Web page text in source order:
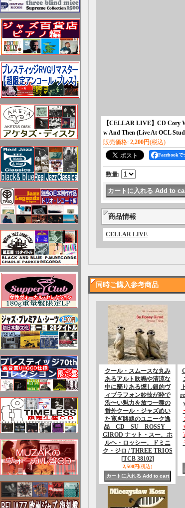
【CELLAR LIVE】CD Cory
w And Then (Live At OCL
販売価格: 2,200円(税込)
Facebookで
数量:
商品情報
CELLAR LIVE
同時ご購入参考商品
クール・スムースな丸み
あるアルト吹鳴や清涼な
中に翳りある燻し銀的ヴ
ィブラフォン妙技が粋で
渋〜い魅力を放つ一種の
番外クール・ジャズめい
た寛ぎ路線のユニーク逸
品 CD SU ROSSY
GIROD ナット・スー、ホ
ルヘ・ロッシー、ドミニ
ク・ジロ / THREE TRIOS
[TCB 38102]
2,500円(税込)